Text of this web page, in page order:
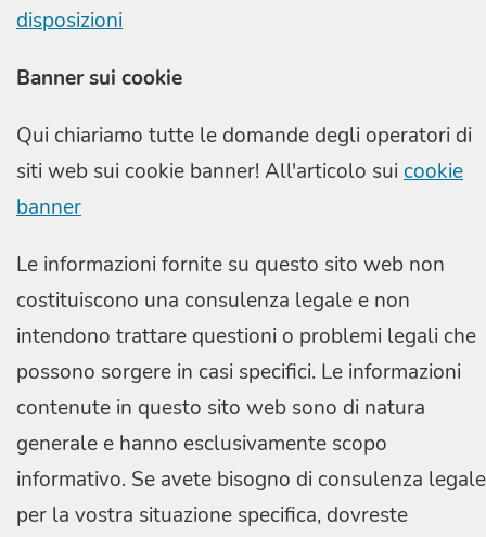
disposizioni
Banner sui cookie
Qui chiariamo tutte le domande degli operatori di
siti web sui cookie banner! All'articolo sui cookie
banner
Le informazioni fornite su questo sito web non
costituiscono una consulenza legale e non
intendono trattare questioni o problemi legali che
possono sorgere in casi specifici. Le informazioni
contenute in questo sito web sono di natura
generale e hanno esclusivamente scopo
informativo. Se avete bisogno di consulenza legale
per la vostra situazione specifica, dovreste